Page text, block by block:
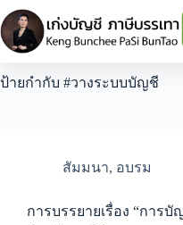
Skip
to
content
ป้ายกำกับ #วางระบบบัญชี
สัมมนา, อบรม
การบรรยายเรื่อง “การ